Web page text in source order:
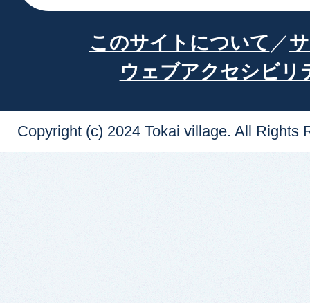
このサイトについて
ウェブアクセシビリ
Copyright (c) 2024 Tokai village. All Rights